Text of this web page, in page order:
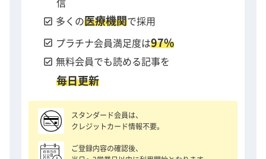
信
check_box 多くの医療機関で採用
check_box プラチナ会員満足度は97%
check_box 無料会員でも読める記事を
毎日更新
スタンダード会員は、
クレジットカード情報不要。
ご登録内容の確認後、